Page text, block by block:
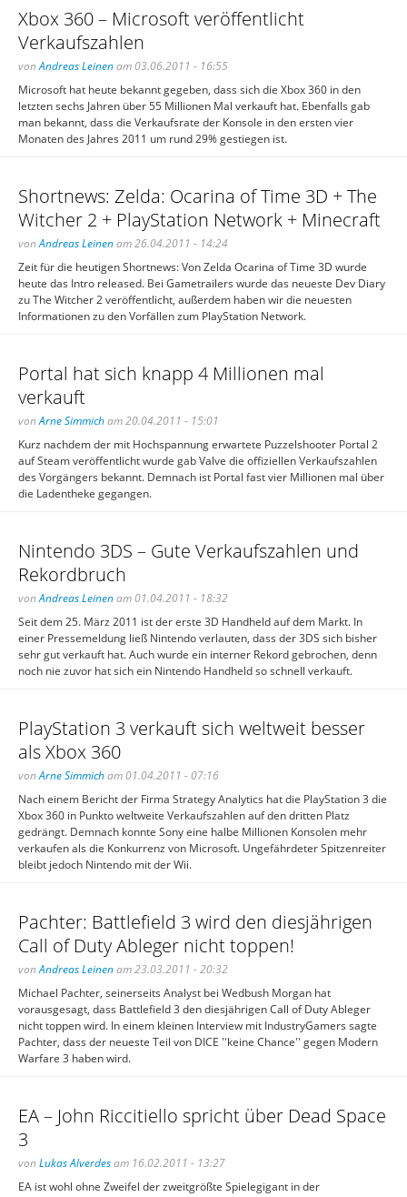
Xbox 360 – Microsoft veröffentlicht
Verkaufszahlen
vonAndreas Leinenam 03.06.2011 - 16:55
Microsoft hat heute bekannt gegeben, dass sich die Xbox 360 in den
letzten sechs Jahren über 55 Millionen Mal verkauft hat. Ebenfalls gab
man bekannt, dass die Verkaufsrate der Konsole in den ersten vier
Monaten des Jahres 2011 um rund 29% gestiegen ist.
Shortnews: Zelda: Ocarina of Time 3D + The
Witcher 2 + PlayStation Network + Minecraft
vonAndreas Leinenam 26.04.2011 - 14:24
Zeit für die heutigen Shortnews: Von Zelda Ocarina of Time 3D wurde
heute das Intro released. Bei Gametrailers wurde das neueste Dev Diary
zu The Witcher 2 veröffentlicht, außerdem haben wir die neuesten
Informationen zu den Vorfällen zum PlayStation Network.
Portal hat sich knapp 4 Millionen mal
verkauft
vonArne Simmicham 20.04.2011 - 15:01
Kurz nachdem der mit Hochspannung erwartete Puzzelshooter Portal 2
auf Steam veröffentlicht wurde gab Valve die offiziellen Verkaufszahlen
des Vorgängers bekannt. Demnach ist Portal fast vier Millionen mal über
die Ladentheke gegangen.
Nintendo 3DS – Gute Verkaufszahlen und
Rekordbruch
vonAndreas Leinenam 01.04.2011 - 18:32
Seit dem 25. März 2011 ist der erste 3D Handheld auf dem Markt. In
einer Pressemeldung ließ Nintendo verlauten, dass der 3DS sich bisher
sehr gut verkauft hat. Auch wurde ein interner Rekord gebrochen, denn
noch nie zuvor hat sich ein Nintendo Handheld so schnell verkauft.
PlayStation 3 verkauft sich weltweit besser
als Xbox 360
vonArne Simmicham 01.04.2011 - 07:16
Nach einem Bericht der Firma Strategy Analytics hat die PlayStation 3 die
Xbox 360 in Punkto weltweite Verkaufszahlen auf den dritten Platz
gedrängt. Demnach konnte Sony eine halbe Millionen Konsolen mehr
verkaufen als die Konkurrenz von Microsoft. Ungefährdeter Spitzenreiter
bleibt jedoch Nintendo mit der Wii.
Pachter: Battlefield 3 wird den diesjährigen
Call of Duty Ableger nicht toppen!
vonAndreas Leinenam 23.03.2011 - 20:32
Michael Pachter, seinerseits Analyst bei Wedbush Morgan hat
vorausgesagt, dass Battlefield 3 den diesjährigen Call of Duty Ableger
nicht toppen wird. In einem kleinen Interview mit IndustryGamers sagte
Pachter, dass der neueste Teil von DICE ''keine Chance'' gegen Modern
Warfare 3 haben wird.
EA – John Riccitiello spricht über Dead Space
3
von Lukas Alverdesam 16.02.2011 - 13:27
EA ist wohl ohne Zweifel der zweitgrößte Spielegigant in der